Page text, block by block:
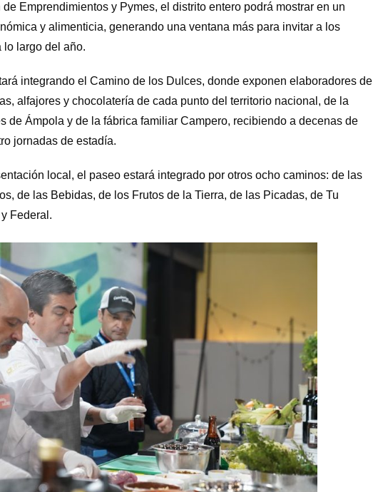
Emprendimientos y Pymes, el distrito entero podrá mostrar en un
y alimenticia, generando una ventana más para invitar a los
lo largo del año.
integrando el Camino de los Dulces, donde exponen elaboradores de
alfajores y chocolatería de cada punto del territorio nacional, de la
de Ámpola y de la fábrica familiar Campero, recibiendo a decenas de
jornadas de estadía.
local, el paseo estará integrado por otros ocho caminos: de las
de las Bebidas, de los Frutos de la Tierra, de las Picadas, de Tu
Federal.